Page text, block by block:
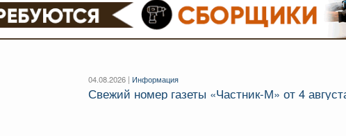
04.08.2026 | Информация
Свежий номер газеты «Частник‑М» от 4